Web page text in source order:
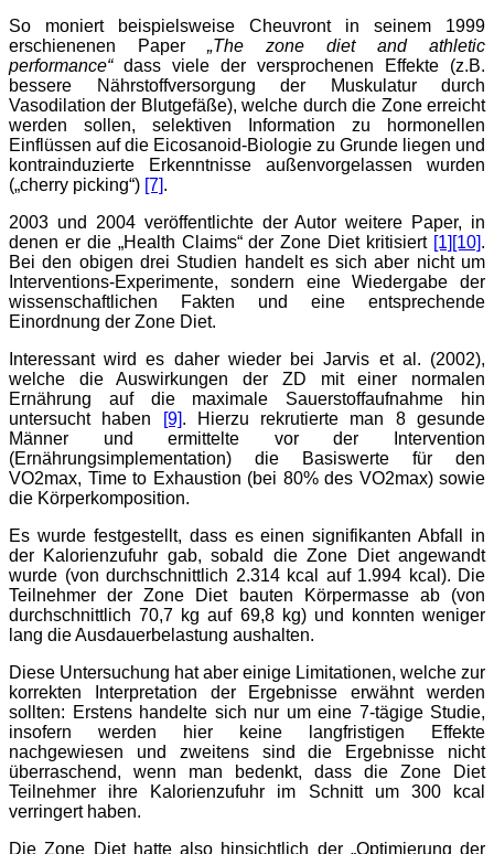
So moniert beispielsweise Cheuvront in seinem 1999
erschienenen Paper „The zone diet and athletic
performance“ dass viele der versprochenen Effekte (z.B.
bessere Nährstoffversorgung der Muskulatur durch
Vasodilation der Blutgefäße), welche durch die Zone erreicht
werden sollen, selektiven Information zu hormonellen
Einflüssen auf die Eicosanoid-Biologie zu Grunde liegen und
kontrainduzierte Erkenntnisse außenvorgelassen wurden
(„cherry picking“) [7].
2003 und 2004 veröffentlichte der Autor weitere Paper, in
denen er die „Health Claims“ der Zone Diet kritisiert [1] [10].
Bei den obigen drei Studien handelt es sich aber nicht um
Interventions-Experimente, sondern eine Wiedergabe der
wissenschaftlichen Fakten und eine entsprechende
Einordnung der Zone Diet.
Interessant wird es daher wieder bei Jarvis et al. (2002),
welche die Auswirkungen der ZD mit einer normalen
Ernährung auf die maximale Sauerstoffaufnahme hin
untersucht haben
[9]. Hierzu rekrutierte man 8 gesunde
Männer und ermittelte vor der Intervention
(Ernährungsimplementation) die Basiswerte für den
VO2max, Time to Exhaustion (bei 80% des VO2max) sowie
die Körperkomposition.
Es wurde festgestellt, dass es einen signifikanten Abfall in
der Kalorienzufuhr gab, sobald die Zone Diet angewandt
wurde (von durchschnittlich 2.314 kcal auf 1.994 kcal). Die
Teilnehmer der Zone Diet bauten Körpermasse ab (von
durchschnittlich 70,7 kg auf 69,8 kg) und konnten weniger
lang die Ausdauerbelastung aushalten.
Diese Untersuchung hat aber einige Limitationen, welche zur
korrekten Interpretation der Ergebnisse erwähnt werden
sollten: Erstens handelte sich nur um eine 7-tägige Studie,
insofern werden hier keine langfristigen Effekte
nachgewiesen und zweitens sind die Ergebnisse nicht
überraschend, wenn man bedenkt, dass die Zone Diet
Teilnehmer ihre Kalorienzufuhr im Schnitt um 300 kcal
verringert haben.
Die Zone Diet hatte also hinsichtlich der „Optimierung der